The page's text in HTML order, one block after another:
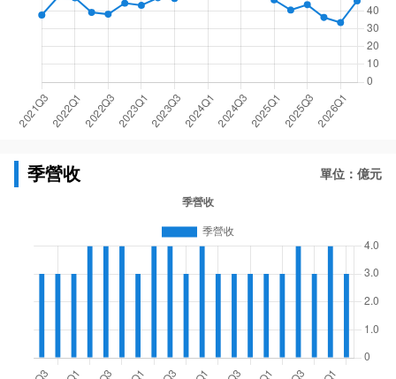
季營收 單位：億元